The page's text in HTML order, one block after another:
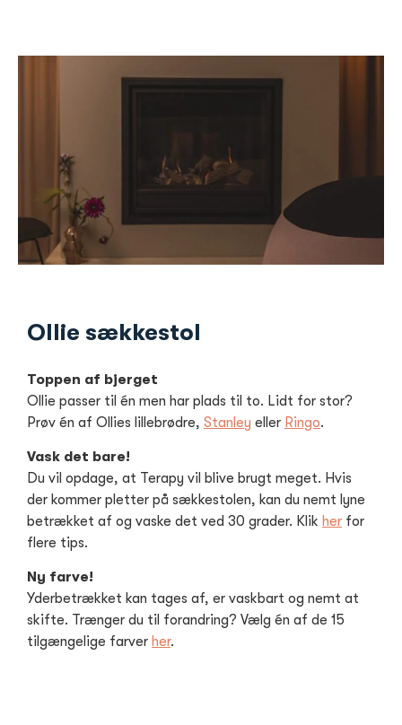
Ollie sækkestol
Toppen af bjerget
Ollie passer til én men har plads til to. Lidt for stor?
Prøv én af Ollies lillebrødre, Stanley eller Ringo.
Vask det bare!
Du vil opdage, at Terapy vil blive brugt meget. Hvis
der kommer pletter på sækkestolen, kan du nemt lyne
betrækket af og vaske det ved 30 grader. Klik her for
flere tips.
Ny farve!
Yderbetrækket kan tages af, er vaskbart og nemt at
skifte. Trænger du til forandring? Vælg én af de 15
tilgængelige farver her.